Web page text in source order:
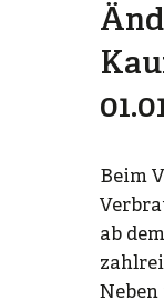
Beim
ab
Neben